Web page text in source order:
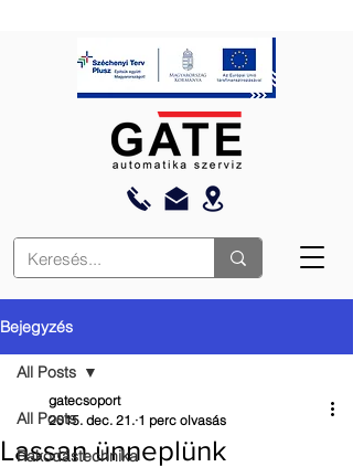
Bejegyzés
All Posts
Rakodástechnika
All Posts
Lassan ünneplünk
gatecsoport
2015. dec. 21. 1 perc olvasás